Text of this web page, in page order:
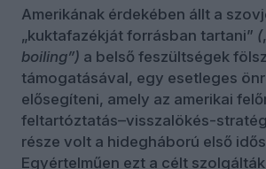
Amerikának érdekében állt a
„kuktafazékját forrásban tartani” (
boiling”) a belső feszültségek
támogatásával, egy esetleges
elősegíteni, amely az amerikai
feltartóztatás–visszalökés-
része volt a hidegháború első
Egyértelműen ezt a célt